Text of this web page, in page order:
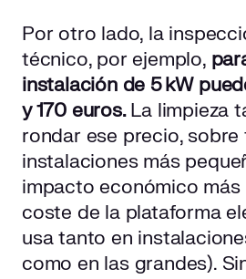
Por otro lado, la
técnico, por ejemplo,
instalación de 5 kW
y 170 euros.La limpieza
rondar ese precio, sobre
instalaciones más
impacto económico más
coste de la plataforma
usa tanto en
como en las grandes).